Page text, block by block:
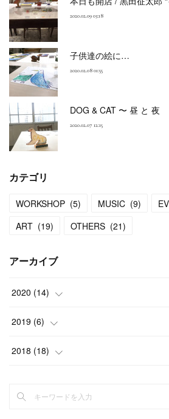
2020.02.09 03:18
子供達の絵に…
2020.02.08 01:55
DOG & CAT 〜 昼 と 夜
2020.02.07 12:15
カテゴリ
WORKSHOP (5) MUSIC (9)
ART (19) OTHERS (21)
アーカイブ
2020 (14)
(9
( 5)
2019 (6)
(1)
2018 (18)